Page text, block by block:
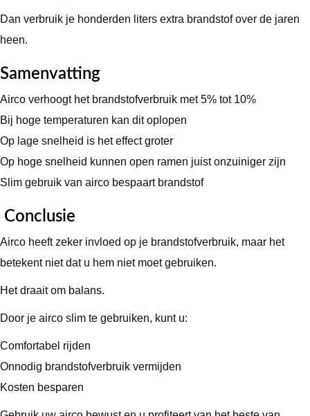
Dan verbruik je honderden liters extra brandstof over de jaren
heen.
Samenvatting
Airco verhoogt het brandstofverbruik met 5% tot 10%
Bij hoge temperaturen kan dit oplopen
Op lage snelheid is het effect groter
Op hoge snelheid kunnen open ramen juist onzuiniger zijn
Slim gebruik van airco bespaart brandstof
Conclusie
Airco heeft zeker invloed op je brandstofverbruik, maar het
betekent niet dat u hem niet moet gebruiken.
Het draait om balans.
Door je airco slim te gebruiken, kunt u:
Comfortabel rijden
Onnodig brandstofverbruik vermijden
Kosten besparen